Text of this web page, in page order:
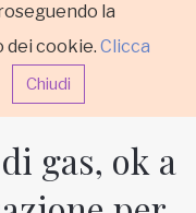
la
dei cookie. Clicca
Chiudi
gas, ok a